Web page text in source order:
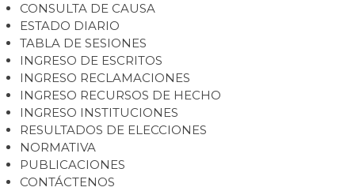
CONSULTA DE CAUSA
ESTADO DIARIO
TABLA DE SESIONES
INGRESO DE ESCRITOS
INGRESO RECLAMACIONES
INGRESO RECURSOS DE HECHO
INGRESO INSTITUCIONES
RESULTADOS DE ELECCIONES
NORMATIVA
PUBLICACIONES
CONTÁCTENOS